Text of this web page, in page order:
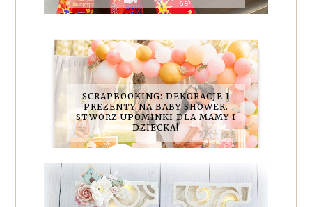
SCRAPBOOKING: DEKORACJE I
PREZENTY NA BABY SHOWER.
STWÓRZ UPOMINKI DLA MAMY I
DZIECKA!